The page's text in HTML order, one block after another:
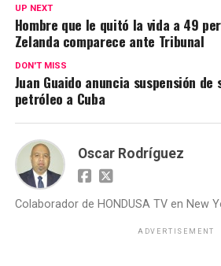
UP NEXT
Hombre que le quitó la vida a 49
Zelanda comparece ante Tribunal
DON'T MISS
Juan Guaido anuncia suspensión
petróleo a Cuba
Oscar Rodríguez
Colaborador de HONDUSA TV en New
ADVERTISEMENT